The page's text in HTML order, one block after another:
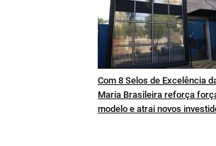
Com 8 Selos de Excelência
Maria Brasileira reforça
modelo e atrai novos